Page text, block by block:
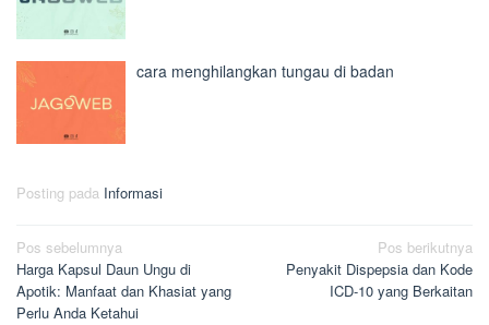
cara menghilangkan tungau di badan
Posting pada Informasi
Navigasi
pos
Pos sebelumnya
Harga Kapsul Daun Ungu di
Apotik: Manfaat dan Khasiat yang
Perlu Anda Ketahui
Pos berikutnya
Penyakit Dispepsia dan Kode
ICD-10 yang Berkaitan